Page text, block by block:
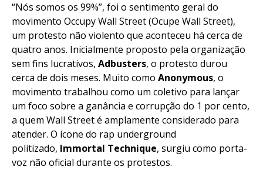
“Nós somos os 99%”, foi o sentimento geral do
movimento Occupy Wall Street (Ocupe Wall Street),
um protesto não violento que aconteceu há cerca de
quatro anos. Inicialmente proposto pela organização
sem fins lucrativos, Adbusters, o protesto durou
cerca de dois meses. Muito como Anonymous, o
movimento trabalhou como um coletivo para lançar
um foco sobre a ganância e corrupção do 1 por cento,
a quem Wall Street é amplamente considerado para
atender. O ícone do rap underground
politizado, Immortal Technique, surgiu como porta-
voz não oficial durante os protestos.